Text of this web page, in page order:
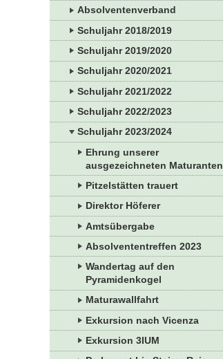
Absolventenverband
Schuljahr 2018/2019
Schuljahr 2019/2020
Schuljahr 2020/2021
Schuljahr 2021/2022
Schuljahr 2022/2023
Schuljahr 2023/2024
Ehrung unserer
ausgezeichneten Maturanten
Pitzelstätten trauert
Direktor Höferer
Amtsübergabe
Absolvententreffen 2023
Wandertag auf den
Pyramidenkogel
Maturawallfahrt
Exkursion nach Vicenza
Exkursion 3IUM